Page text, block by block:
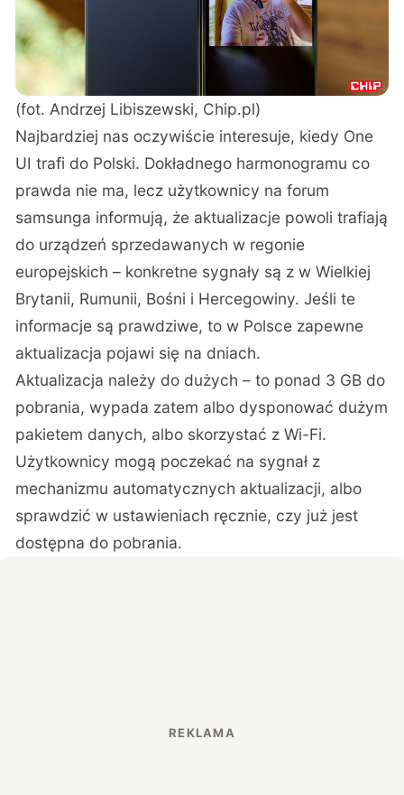
(fot. Andrzej Libiszewski, Chip.pl)
Najbardziej nas oczywiście interesuje, kiedy One
UI trafi do Polski. Dokładnego harmonogramu co
prawda nie ma, lecz użytkownicy na forum
samsunga informują, że aktualizacje powoli trafiają
do urządzeń sprzedawanych w regonie
europejskich – konkretne sygnały są z w Wielkiej
Brytanii, Rumunii, Bośni i Hercegowiny. Jeśli te
informacje są prawdziwe, to w Polsce zapewne
aktualizacja pojawi się na dniach.
Aktualizacja należy do dużych – to ponad 3 GB do
pobrania, wypada zatem albo dysponować dużym
pakietem danych, albo skorzystać z Wi-Fi.
Użytkownicy mogą poczekać na sygnał z
mechanizmu automatycznych aktualizacji, albo
sprawdzić w ustawieniach ręcznie, czy już jest
dostępna do pobrania.